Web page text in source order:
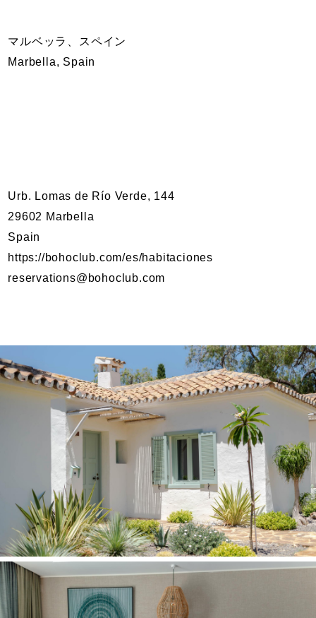
マルベッラ、スペイン
Marbella, Spain
Urb. Lomas de Río Verde, 144
29602 Marbella
Spain
https://bohoclub.com/es/habitaciones
reservations@bohoclub.com